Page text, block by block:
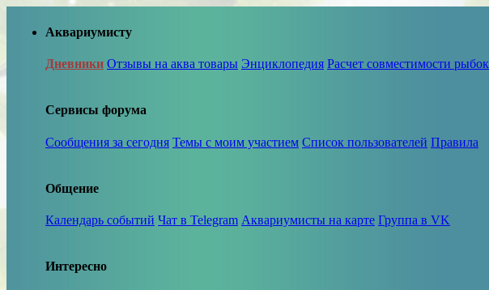
Аквариумисту
Дневники Отзывы на аква товары Энциклопедия Расчет совместимости рыбок
Сервисы форума
Сообщения за сегодня Темы с моим участием Список пользователей Правила
Общение
Календарь событий Чат в Telegram Аквариумисты на карте Группа в VK
Интересно